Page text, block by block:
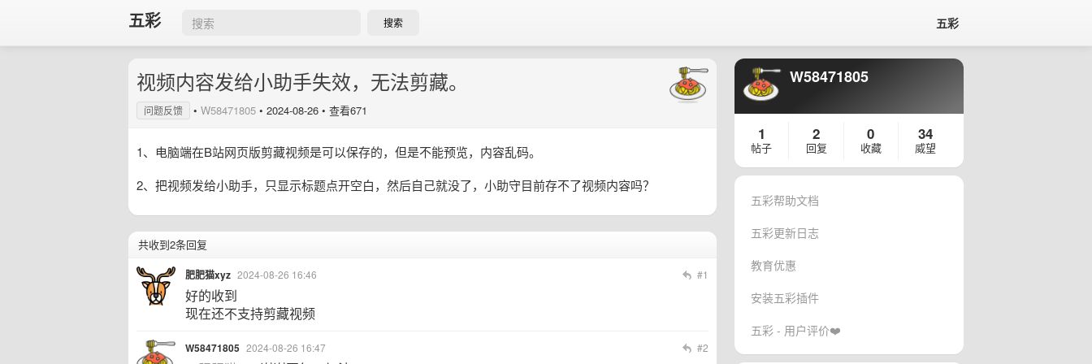
五彩 搜索 五彩
视频内容发给小助手失效，无法剪藏。
问题反馈 • W58471805 • 2024-08-26 • 查看671
1、电脑端在B站网页版剪藏视频是可以保存的，但是不能预览，内容乱码。
2、把视频发给小助手，只显示标题点开空白，然后自己就没了，小助守目前存不了视频内容吗？
共收到2条回复
肥肥猫xyz 2024-08-26 16:46 #1
好的收到
现在还不支持剪藏视频
W58471805 2024-08-26 16:47 #2
W58471805
1
帖子
2
回复
0
收藏
34
威望
五彩帮助文档
五彩更新日志
教育优惠
安装五彩插件
五彩 - 用户评价❤️